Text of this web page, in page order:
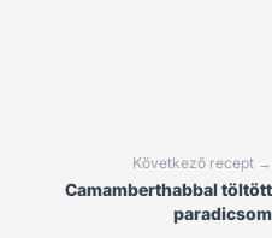
Következő recept →
Camamberthabbal töltött
paradicsom